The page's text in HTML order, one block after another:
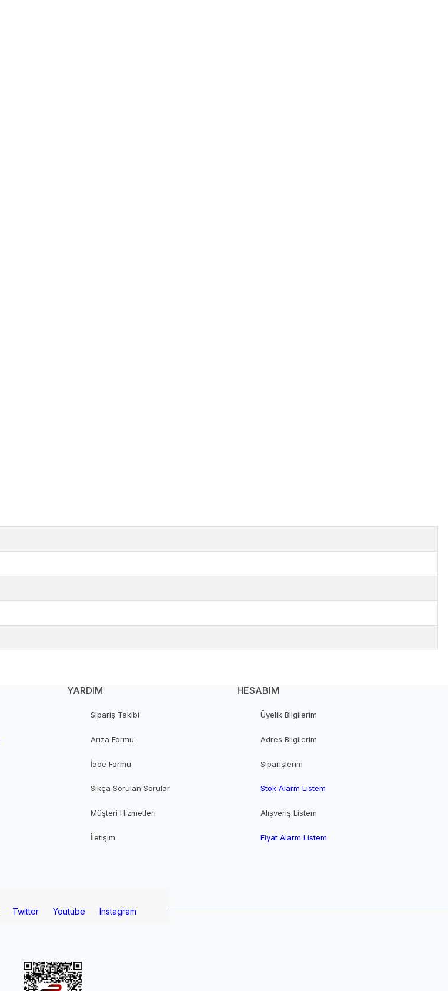
YARDIM
Sipariş Takibi
Arıza Formu
İade Formu
Sıkça Sorulan Sorular
Müşteri Hizmetleri
İletişim
HESABIM
Üyelik Bilgilerim
Adres Bilgilerim
Siparişlerim
Stok Alarm Listem
Alışveriş Listem
Fiyat Alarm Listem
Twitter Youtube Instagram